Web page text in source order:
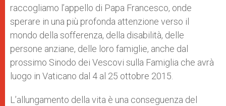
raccogliamo l’appello di Papa Francesco, onde
sperare in una più profonda attenzione verso il
mondo della sofferenza, della disabilità, delle
persone anziane, delle loro famiglie, anche dal
prossimo Sinodo dei Vescovi sulla Famiglia che avrà
luogo in Vaticano dal 4 al 25 ottobre 2015.
L’allungamento della vita è una conseguenza del